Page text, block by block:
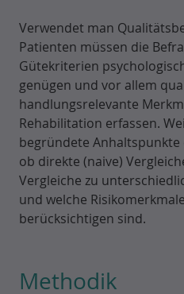
Verwendet man
Patienten müssen die
Gütekriterien
genügen und vor allem
handlungsrelevante
Rehabilitation erfassen.
begründete
ob direkte (naive)
Vergleiche zu
und welche
berücksichtigen sind.
Methodik